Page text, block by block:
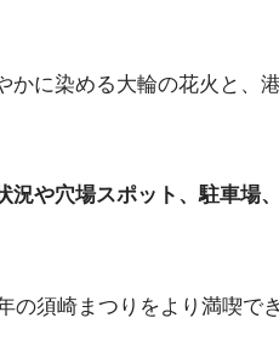
かに染める大輪の花火と、
況や穴場スポット、駐車場
の須崎まつりをより満喫で